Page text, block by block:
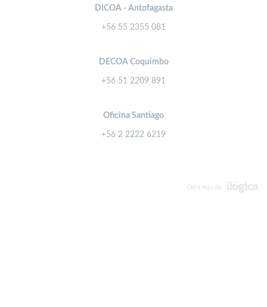
DICOA - Antofagasta
+56 55 2355 081
DECOA Coquimbo
+56 51 2209 891
Oficina Santiago
+56 2 2222 6219